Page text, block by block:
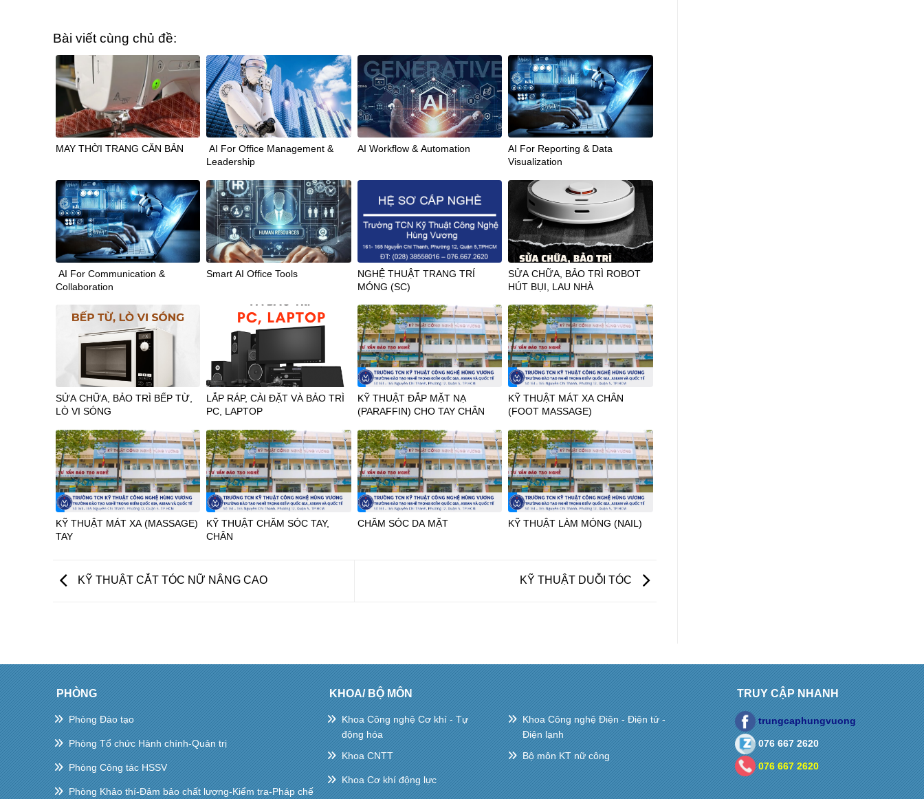
Bài viết cùng chủ đề:
MAY THỜI TRANG CĂN BẢN
AI For Office Management &
Leadership
AI Workflow & Automation
AI For Reporting & Data
Visualization
AI For Communication &
Collaboration
Smart AI Office Tools
NGHỆ THUẬT TRANG TRÍ
MÓNG (SC)
SỬA CHỮA, BẢO TRÌ ROBOT
HÚT BỤI, LAU NHÀ
SỬA CHỮA, BẢO TRÌ BẾP TỪ,
LÒ VI SÓNG
LẮP RÁP, CÀI ĐẶT VÀ BẢO TRÌ
PC, LAPTOP
KỸ THUẬT ĐẮP MẶT NẠ
(PARAFFIN) CHO TAY CHÂN
KỸ THUẬT MÁT XA CHÂN
(FOOT MASSAGE)
KỸ THUẬT MÁT XA (MASSAGE)
TAY
KỸ THUẬT CHĂM SÓC TAY,
CHÂN
CHĂM SÓC DA MẶT KỸ THUẬT LÀM MÓNG (NAIL)
KỸ THUẬT CẮT TÓC NỮ NÂNG CAO KỸ THUẬT DUỖI TÓC
PHÒNG
Phòng Đào tạo
Phòng Tổ chức Hành chính-Quản trị
Phòng Công tác HSSV
Phòng Khảo thí-Đảm bảo chất lượng-Kiểm tra-Pháp chế
KHOA/ BỘ MÔN
Khoa Công nghệ Cơ khí - Tự
động hóa
Khoa CNTT
Khoa Cơ khí động lực
Khoa Công nghệ Điện - Điện tử -
Điện lạnh
Bộ môn KT nữ công
TRUY CẬP NHANH
trungcaphungvuong
076 667 2620
076 667 2620